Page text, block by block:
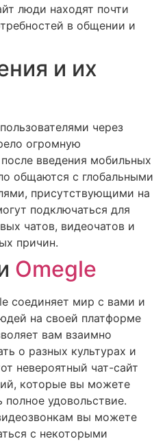
люди находят почти
в общении и
и их
через
огромную
введения мобильных
общаются с глобальными
присутствующими на
подключаться для
чатов, видеочатов и
причин.
Omegle
соединяет мир с вами и
на своей платформе
вам взаимно
о разных культурах и
невероятный чат-сайт
которые вы можете
полное удовольствие.
вы можете
с некоторыми